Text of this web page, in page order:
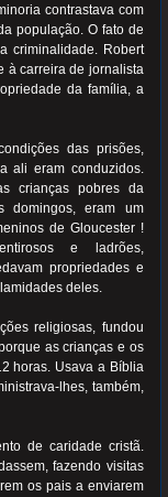
contrastava com
população. O fato de
criminalidade. Robert
à carreira de jornalista
da família, a
das prisões,
ali eram conduzidos.
crianças pobres da
domingos, eram um
de Gloucester !
e ladrões,
propriedades e
deles.
religiosas, fundou
as crianças e os
horas. Usava a Bíblia
lhes, também,
de caridade cristã.
fazendo visitas
os pais a enviarem